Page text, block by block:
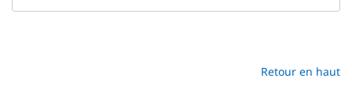
Retour en haut